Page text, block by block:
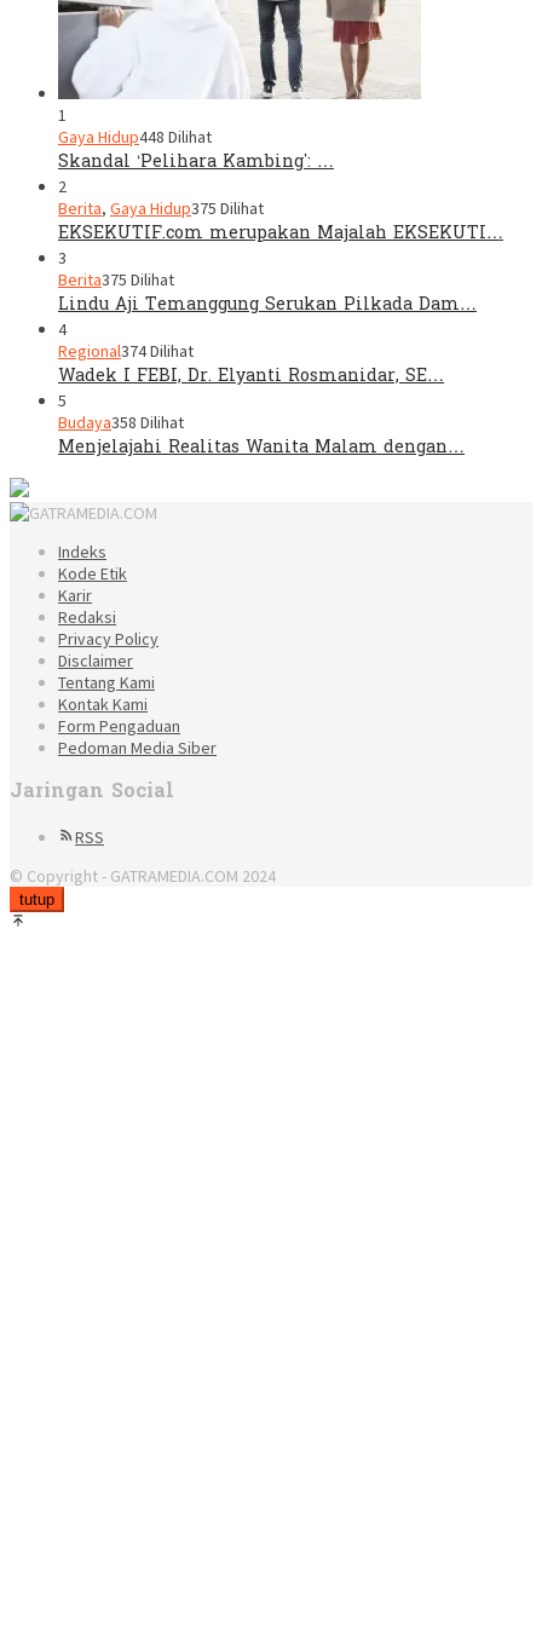
1
Gaya Hidup448 Dilihat
Skandal ‘Pelihara Kambing’: …
2
Berita, Gaya Hidup375 Dilihat
EKSEKUTIF.com merupakan Majalah EKSEKUTI…
3
Berita375 Dilihat
Lindu Aji Temanggung Serukan Pilkada Dam…
4
Regional374 Dilihat
Wadek I FEBI, Dr. Elyanti Rosmanidar, SE…
5
Budaya358 Dilihat
Menjelajahi Realitas Wanita Malam dengan…
Indeks
Kode Etik
Karir
Redaksi
Privacy Policy
Disclaimer
Tentang Kami
Kontak Kami
Form Pengaduan
Pedoman Media Siber
Jaringan Social
RSS
© Copyright - GATRAMEDIA.COM 2024
tutup